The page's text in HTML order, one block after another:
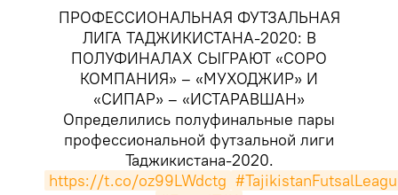
ПРОФЕССИОНАЛЬНАЯ ФУТЗАЛЬНАЯ
ЛИГА ТАДЖИКИСТАНА-2020: В
ПОЛУФИНАЛАХ СЫГРАЮТ «СОРО
КОМПАНИЯ» – «МУХОДЖИР» И
«СИПАР» – «ИСТАРАВШАН»
Определились полуфинальные пары
профессиональной футзальной лиги
Таджикистана-2020.
https://t.co/oz99LWdctg